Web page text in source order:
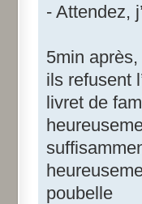
- Attendez,
5min
ils refusent
livret de
poubelle